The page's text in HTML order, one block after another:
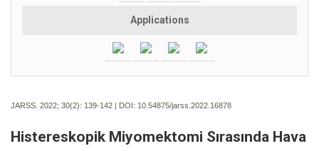
Applications
JARSS. 2022; 30(2): 139-142 | DOI: 10.54875/jarss.2022.16878
Histereskopik Miyomektomi Sırasında Hava